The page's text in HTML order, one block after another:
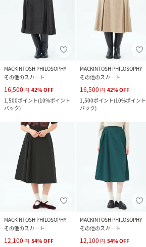
MACKINTOSH PHILOSOPHY
その他のスカート
16,500 円 42%OFF
1,500ポイント(10%ポイント
バック)
MACKINTOSH PHILOSOPHY
その他のスカート
16,500 円 42%OFF
1,500ポイント(10%ポイント
バック)
MACKINTOSH PHILOSOPHY
その他のスカート
12,100 円 54%OFF
MACKINTOSH PHILOSOPHY
その他のスカート
12,100 円 54%OFF